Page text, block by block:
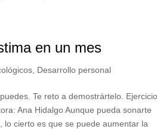
en un mes
Desarrollo personal
Te reto a demostrártelo.
Ana Hidalgo Aunque pueda sonarte
lo cierto es que se puede aumentar la